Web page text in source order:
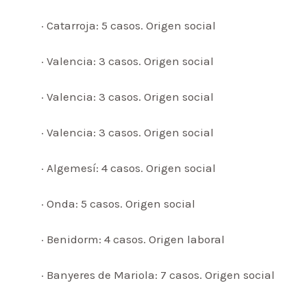
· Catarroja: 5 casos. Origen social
· Valencia: 3 casos. Origen social
· Valencia: 3 casos. Origen social
· Valencia: 3 casos. Origen social
· Algemesí: 4 casos. Origen social
· Onda: 5 casos. Origen social
· Benidorm: 4 casos. Origen laboral
· Banyeres de Mariola: 7 casos. Origen social